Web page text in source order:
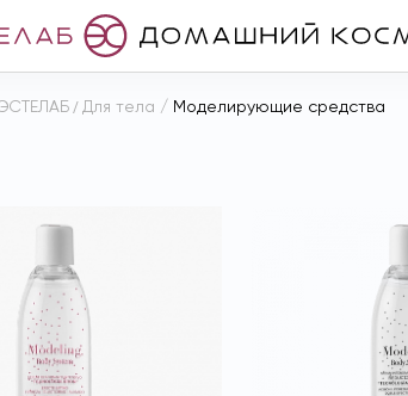
/ Для тела / Моделирующие средства